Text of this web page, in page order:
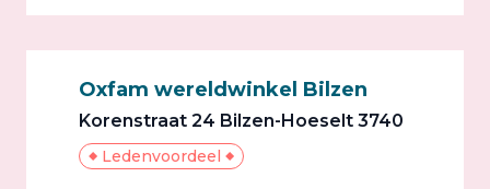
Oxfam wereldwinkel Bilzen
Korenstraat 24 Bilzen-Hoeselt 3740
Ledenvoordeel